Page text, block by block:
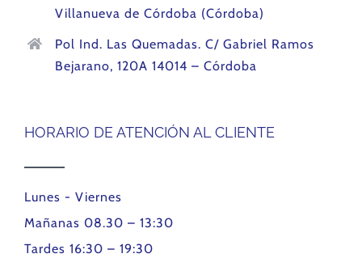
Villanueva de Córdoba (Córdoba)
Pol Ind. Las Quemadas. C/ Gabriel Ramos
Bejarano, 120A 14014 – Córdoba
HORARIO DE ATENCIÓN AL CLIENTE
Lunes - Viernes
Mañanas 08.30 – 13:30
Tardes 16:30 – 19:30